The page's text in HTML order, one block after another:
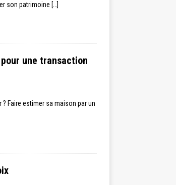
son patrimoine […]
une transaction
Faire estimer sa maison par un